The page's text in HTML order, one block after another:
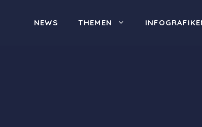
NEWS THEMEN